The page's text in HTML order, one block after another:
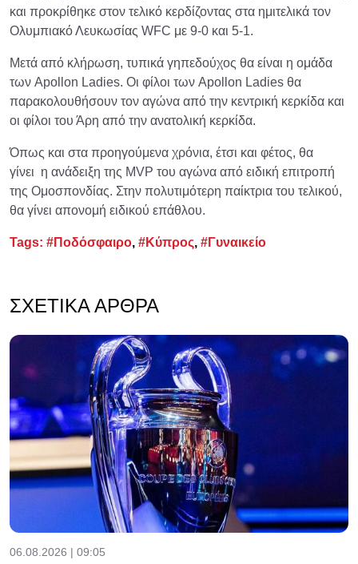
και προκρίθηκε στον τελικό κερδίζοντας στα ημιτελικά τον
Ολυμπιακό Λευκωσίας WFC με 9-0 και 5-1.
Μετά από κλήρωση, τυπικά γηπεδούχος θα είναι η ομάδα
των Apollon Ladies. Οι φίλοι των Apollon Ladies θα
παρακολουθήσουν τον αγώνα από την κεντρική κερκίδα και
οι φίλοι του Άρη από την ανατολική κερκίδα.
Όπως και στα προηγούμενα χρόνια, έτσι και φέτος, θα
γίνει η ανάδειξη της MVP του αγώνα από ειδική επιτροπή
της Ομοσπονδίας. Στην πολυτιμότερη παίκτρια του τελικού,
θα γίνει απονομή ειδικού επάθλου.
Tags: #Ποδόσφαιρο, #Κύπρος, #Γυναικείο
ΣΧΕΤΙΚΆ ΆΡΘΡΑ
06.08.2026 | 09:05